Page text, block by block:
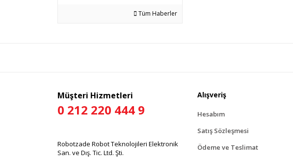
Tüm Haberler
Müşteri Hizmetleri
0 212 220 444 9
Robotzade Robot Teknolojileri Elektronik
San. ve Dış. Tic. Ltd. Şti.
Alışveriş
Hesabım
Satış Sözleşmesi
Ödeme ve Teslimat